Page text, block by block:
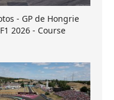
- GP de Hongrie
2026 - Course